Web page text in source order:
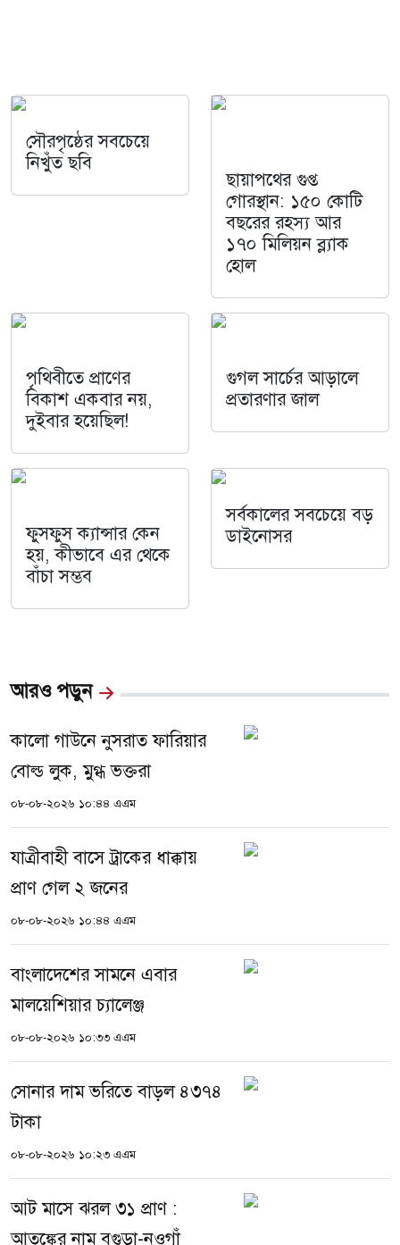
সৌরপৃষ্ঠের সবচেয়ে
নিখুঁত ছবি
ছায়াপথের গুপ্ত
গোরস্থান: ১৫০ কোটি
বছরের রহস্য আর
১৭০ মিলিয়ন ব্ল্যাক
হোল
পৃথিবীতে প্রাণের
বিকাশ একবার নয়,
দুইবার হয়েছিল!
গুগল সার্চের আড়ালে
প্রতারণার জাল
ফুসফুস ক্যান্সার কেন
হয়, কীভাবে এর থেকে
বাঁচা সম্ভব
সর্বকালের সবচেয়ে বড়
ডাইনোসর
আরও পড়ুন
কালো গাউনে নুসরাত ফারিয়ার
বোল্ড লুক, মুগ্ধ ভক্তরা
০৮-০৮-২০২৬ ১০:৪৪ এএম
যাত্রীবাহী বাসে ট্রাকের ধাক্কায়
প্রাণ গেল ২ জনের
০৮-০৮-২০২৬ ১০:৪৪ এএম
বাংলাদেশের সামনে এবার
মালয়েশিয়ার চ্যালেঞ্জ
০৮-০৮-২০২৬ ১০:৩৩ এএম
সোনার দাম ভরিতে বাড়ল ৪৩৭৪
টাকা
০৮-০৮-২০২৬ ১০:২৩ এএম
আট মাসে ঝরল ৩১ প্রাণ :
আতঙ্কের নাম বগুড়া-নওগাঁ